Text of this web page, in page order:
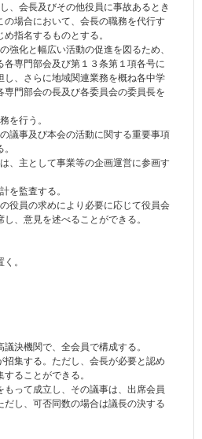
、会長及びその他役員に事故あるとき
の場合において、会長の職務を代行す
指名するものとする。
強化と幅広い活動の促進を図るため、
専門部会及び第１３条第１項各号に
し、さらに地域関連業務を概ね各中学
門部会の長及び各委員会の委員長を
を行う。
議事及び本会の活動に関する重要事項
、主として事業等の企画運営に参画す
を監査する。
役員の求めにより必要に応じて役員会
、意見を述べることができる。
。
決機関で、全会員で構成する。
集する。ただし、会長が必要と認め
ることができる。
って成立し、その議事は、出席会員
し、可否同数の場合は議長の決する